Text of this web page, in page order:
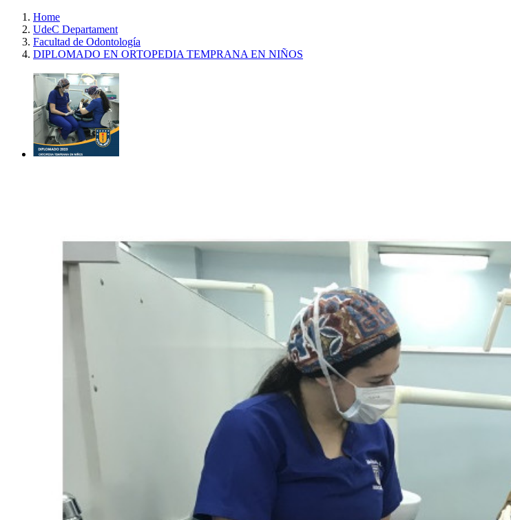
Home
UdeC Departament
Facultad de Odontología
DIPLOMADO EN ORTOPEDIA TEMPRANA EN NIÑOS